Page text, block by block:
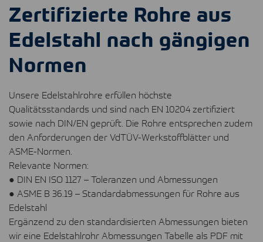
Zertifizierte Rohre aus
Edelstahl nach gängigen
Normen
Unsere Edelstahlrohre erfüllen höchste
Qualitätsstandards und sind nach EN 10204 zertifiziert
sowie nach DIN/EN geprüft. Die Rohre entsprechen zudem
den Anforderungen der VdTÜV-Werkstoffblätter und
ASME-Normen.
Relevante Normen:
● DIN EN ISO 1127 – Toleranzen und Abmessungen
● ASME B 36.19 – Standardabmessungen für Rohre aus
Edelstahl
Ergänzend zu den standardisierten Abmessungen bieten
wir eine Edelstahlrohr Abmessungen Tabelle als PDF mit